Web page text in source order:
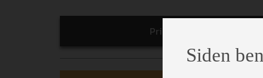
Print
Siden